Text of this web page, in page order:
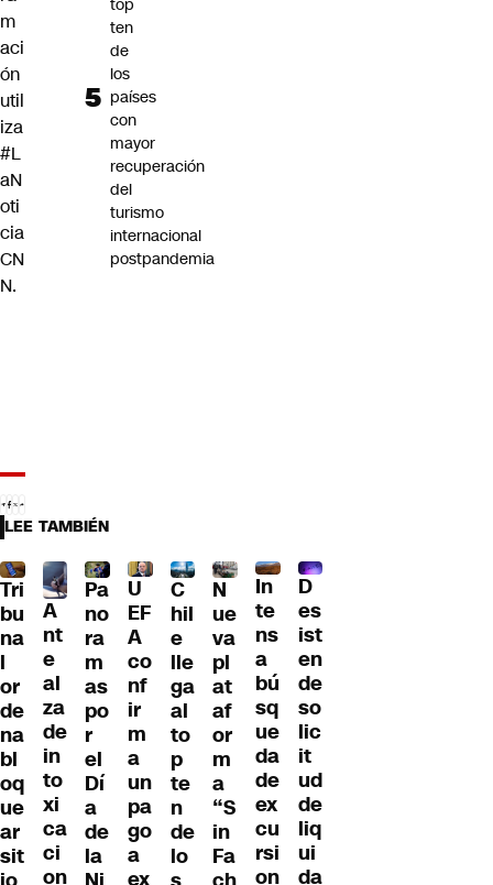
m
aci
ón
util
iza
#L
aN
oti
cia
CN
N.
top
ten
de
los
países
con
mayor
recuperación
del
turismo
internacional
postpandemia
LEE TAMBIÉN
Tri
bu
na
l
or
de
na
bl
oq
ue
ar
sit
A
nt
e
al
za
de
in
to
xi
ca
ci
on
Pa
no
ra
m
as
po
r
el
Dí
a
de
la
U
EF
A
co
nf
ir
m
a
un
pa
go
a
C
hil
e
lle
ga
al
to
p
te
n
de
lo
N
ue
va
pl
at
af
or
m
a
“S
in
Fa
In
te
ns
a
bú
sq
ue
da
de
ex
cu
rsi
on
D
es
ist
en
de
so
lic
it
ud
de
liq
ui
da